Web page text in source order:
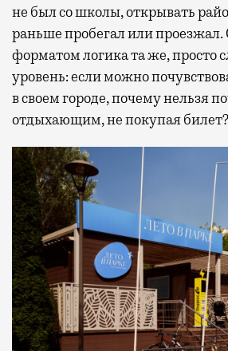
не был со школы, открывать
раньше пробегал или
форматом логика та же, просто
уровень: если можно
в своем городе, почему нельзя
отдыхающим, не покупая билет?